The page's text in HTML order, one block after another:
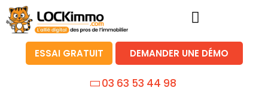
ESSAI GRATUIT DEMANDER UNE DÉMO
03 63 53 44 98